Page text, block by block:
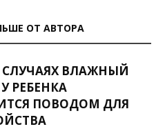
ОТ АВТОРА
СЛУЧАЯХ ВЛАЖНЫЙ
РЕБЕНКА
ПОВОДОМ ДЛЯ